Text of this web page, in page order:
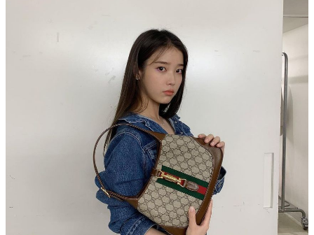
source/IG@dlwlrma